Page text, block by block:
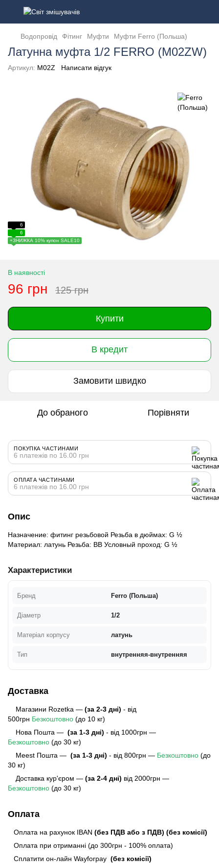
Водопровід Фітинг Муфти Муфти Ferro (Польша)
Латунна муфта 1/2 FERRO (M02ZW)
Артикул: M02Z Написати відгук
6
6
+ЗНИЖКА 10% купон SALE10
В наявності
96 грн 125 грн
Купити
В кредит
Замовити швидко
До обраного Порівняти
ПОКУПКА ЧАСТИНАМИ
6 платежів по 16.00 грн
ОПЛАТА ЧАСТИНАМИ
6 платежів по 16.00 грн
Опис
Назначение: фитинг резьбовой Резьба в дюймах: G ½
Материал: латунь Резьба: ВВ Условный проход: G ½
Характеристики
Бренд Ferro (Польша)
Діаметр 1/2
Матеріал корпусу латунь
Тип внутренняя-внутренняя
Доставка
Магазини Rozetka — (за 2-3 дні) - від
500грн Безкоштовно (до 10 кг)
Нова Пошта — (за 1-3 дні) - від 1000грн —
Безкоштовно (до 30 кг)
Meest Пошта — (за 1-3 дні) - від 800грн — Безкоштовно (до
30 кг)
Доставка кур'єром — (за 2-4 дні) від 2000грн —
Безкоштовно (до 30 кг)
Оплата
Оплата на рахунок IBAN (без ПДВ або з ПДВ) (без комісії)
Оплата при отриманні (до 300грн - 100% оплата)
Сплатити он-лайн Wayforpay (без комісії)